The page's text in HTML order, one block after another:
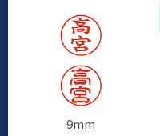
9mm